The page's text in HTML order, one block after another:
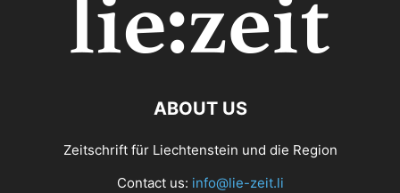
ABOUT US
Zeitschrift für Liechtenstein und die Region
Contact us: info@lie-zeit.li